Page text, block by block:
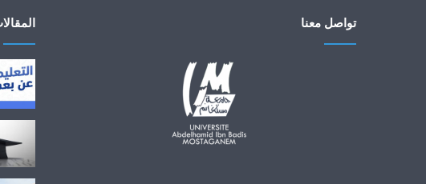
تواصل معنا